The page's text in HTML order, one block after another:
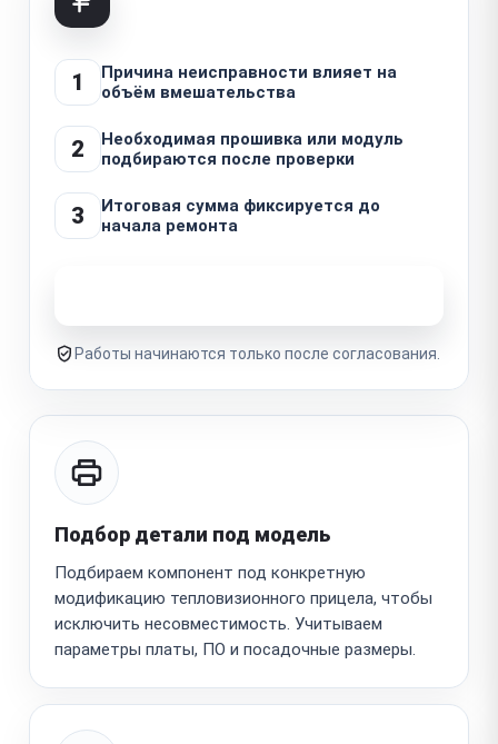
1
Причина неисправности влияет на
объём вмешательства
2
Необходимая прошивка или модуль
подбираются после проверки
3
Итоговая сумма фиксируется до
начала ремонта
Работы начинаются только после согласования.
Подбор детали под модель
Подбираем компонент под конкретную
модификацию тепловизионного прицела, чтобы
исключить несовместимость. Учитываем
параметры платы, ПО и посадочные размеры.